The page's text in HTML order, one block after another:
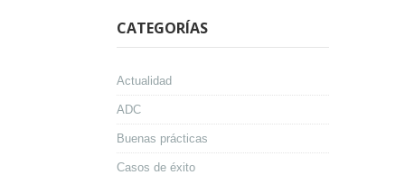
CATEGORÍAS
Actualidad
ADC
Buenas prácticas
Casos de éxito